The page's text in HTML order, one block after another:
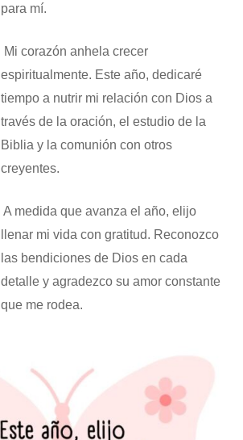
para mí.
​ Mi corazón anhela crecer
espiritualmente. Este año, dedicaré
tiempo a nutrir mi relación con Dios a
través de la oración, el estudio de la
Biblia y la comunión con otros
creyentes.
​ A medida que avanza el año, elijo
llenar mi vida con gratitud. Reconozco
las bendiciones de Dios en cada
detalle y agradezco su amor constante
que me rodea.